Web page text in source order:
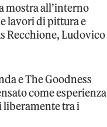
mostra all’interno
lavori di pittura e
Recchione, Ludovico
e The Goodness
come esperienza
tra i